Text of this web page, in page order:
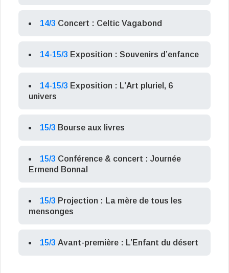
14/3 Concert : Celtic Vagabond
14-15/3 Exposition : Souvenirs d’enfance
14-15/3 Exposition : L’Art pluriel, 6
univers
15/3 Bourse aux livres
15/3 Conférence & concert : Journée
Ermend Bonnal
15/3 Projection : La mère de tous les
mensonges
15/3 Avant-première : L’Enfant du désert